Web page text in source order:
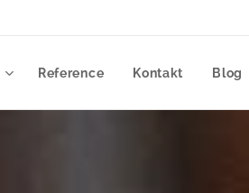
Reference Kontakt Blog